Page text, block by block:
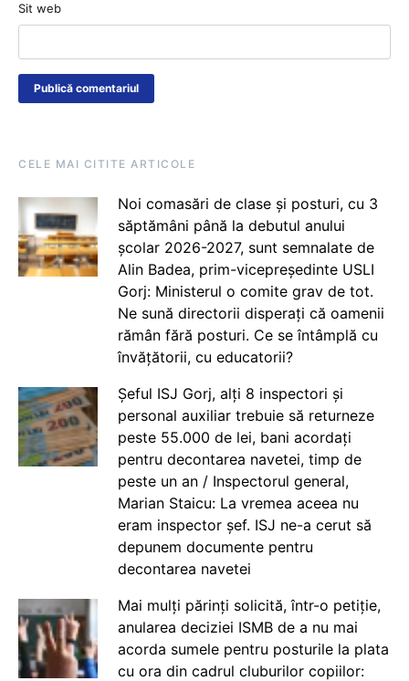
Sit web
CELE MAI CITITE ARTICOLE
Noi comasări de clase și posturi, cu 3
săptămâni până la debutul anului
școlar 2026-2027, sunt semnalate de
Alin Badea, prim-vicepreședinte USLI
Gorj: Ministerul o comite grav de tot.
Ne sună directorii disperați că oamenii
rămân fără posturi. Ce se întâmplă cu
învățătorii, cu educatorii?
Șeful ISJ Gorj, alți 8 inspectori și
personal auxiliar trebuie să returneze
peste 55.000 de lei, bani acordați
pentru decontarea navetei, timp de
peste un an / Inspectorul general,
Marian Staicu: La vremea aceea nu
eram inspector șef. ISJ ne-a cerut să
depunem documente pentru
decontarea navetei
Mai mulți părinți solicită, într-o petiție,
anularea deciziei ISMB de a nu mai
acorda sumele pentru posturile la plata
cu ora din cadrul cluburilor copiilor: